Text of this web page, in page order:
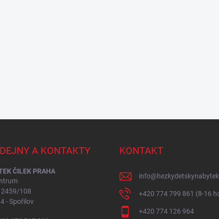
A KONTAKTY
ČILEK PRAHA
2459/108
- Spořilov
KONTAKT
info@
+420 774 799 861 (8-16
+420 774 126 964